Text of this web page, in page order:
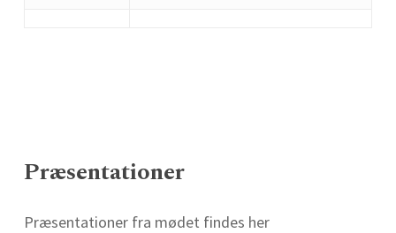
Præsentationer
Præsentationer fra mødet findes her